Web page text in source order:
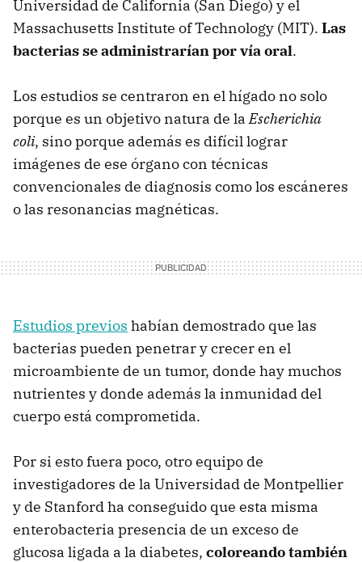
Universidad de California (San Diego) y el
Massachusetts Institute of Technology (MIT). Las
bacterias se administrarían por vía oral.
Los estudios se centraron en el hígado no solo
porque es un objetivo natura de laEscherichia
coli, sino porque además es difícil lograr
imágenes de ese órgano con técnicas
convencionales de diagnosis como los escáneres
o las resonancias magnéticas.
Estudios previos habían demostrado que las
bacterias pueden penetrar y crecer en el
microambiente de un tumor, donde hay muchos
nutrientes y donde además la inmunidad del
cuerpo está comprometida.
Por si esto fuera poco, otro equipo de
investigadores de la Universidad de Montpellier
y de Stanford ha conseguido que esta misma
enterobacteria presencia de un exceso de
glucosa ligada a la diabetes, coloreando también